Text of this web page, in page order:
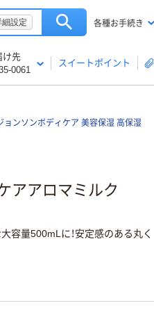
細設定 各種お手続き
け先
0061
スイートポイント
ョンソンボディケア 美容保湿 高保湿
アアロマミルク
容量500mLに！安定感のある丸く